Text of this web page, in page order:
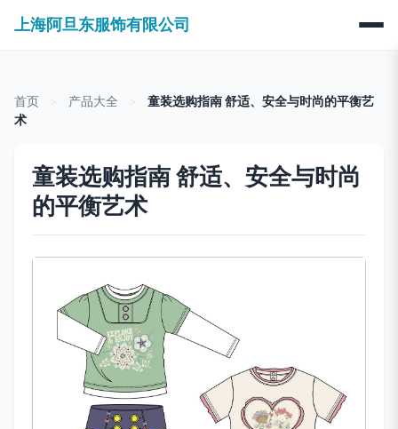
上海阿旦东服饰有限公司
首页 产品大全
童装选购指南 舒适、安全与时尚的平衡艺
术
童装选购指南 舒适、安全与时尚
的平衡艺术